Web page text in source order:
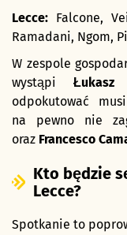
Lecce: Falcone,
Ramadani, Ngom,
W zespole
wystąpi Łukasz
odpokutować
na pewno nie
oraz Francesco
Kto będzie
Lecce?
Spotkanie to